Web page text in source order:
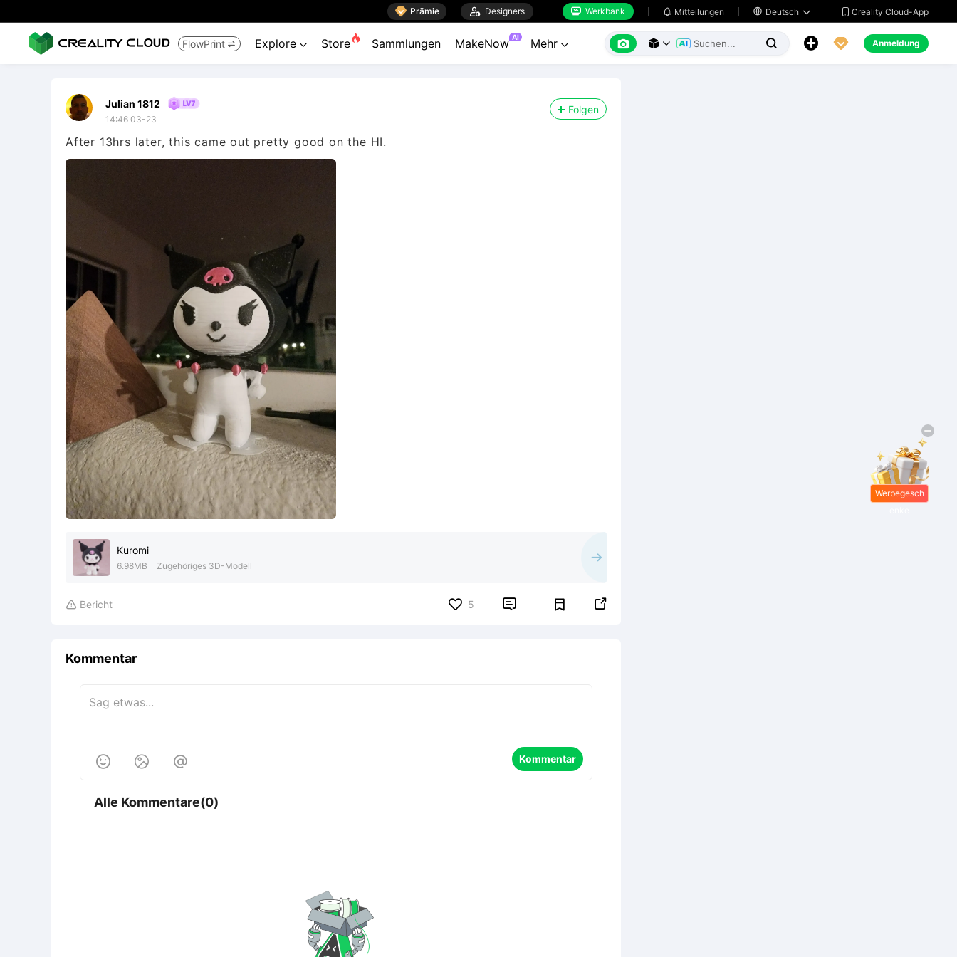
 Prämie  Designers  Werkbank  Mitteilungen  Deutsch   Creality Cloud-App
FlowPrint  Explore  Store Sammlungen MakeNow AI Mehr        Anmeldung
Julian 1812
14:46 03-23
Folgen
After 13hrs later, this came out pretty good on the HI.
Kuromi
6.98MB Zugehöriges 3D-Modell
 Bericht 5  
Kommentar
   Kommentar
Alle Kommentare(0)
Werbegesch